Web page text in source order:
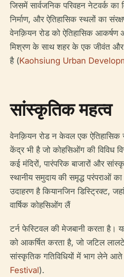
जिसमें सार्वजनिक परिवहन नेटवर्क का
निर्माण, और ऐतिहासिक स्थलों का
वेनक़ियन रोड को ऐतिहासिक
मिश्रण के साथ शहर के एक जीवंत और
है (Kaohsiung Urban
सांस्कृतिक महत्व
वेनक़ियन रोड न केवल एक
केंद्र भी है जो काेहसिओंग की विविध
कई मंदिरों, पारंपरिक बाजारों और
स्थानीय समुदाय की समृद्ध परंपराओं
उदाहरण है कियानजिन डिस्ट्रिक्ट,
वार्षिक काेहसिओंग लैं
टर्न फेस्टिवल की मेजबानी करता है।
को आकर्षित करता है, जो जटिल
सांस्कृतिक गतिविधियों में भाग लेने
Festival).